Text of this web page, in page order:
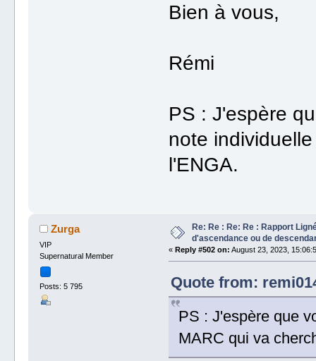
Bien à vous,
Rémi
PS : J'espère
note
l'ENGA.
Zurga
VIP
Supernatural Member
Posts: 5 795
Re: Re : Re: Re : Rapport
d'ascendance ou de
« Reply #502 on: August 23, 2023,
Quote from:
PS : J'espère que
MARC qui va